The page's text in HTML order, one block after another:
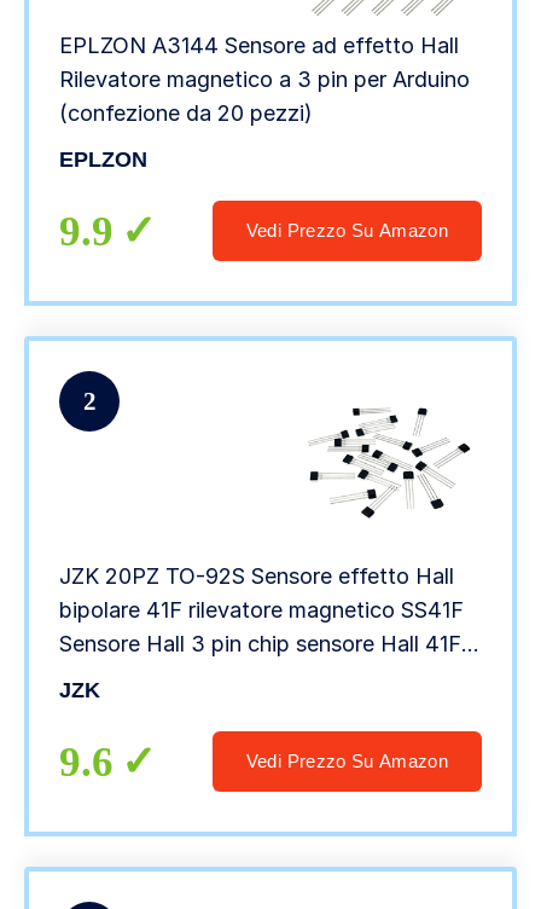
EPLZON A3144 Sensore ad effetto Hall
Rilevatore magnetico a 3 pin per Arduino
(confezione da 20 pezzi)
EPLZON
9.9 Vedi Prezzo Su Amazon
2
JZK 20PZ TO-92S Sensore effetto Hall
bipolare 41F rilevatore magnetico SS41F
Sensore Hall 3 pin chip sensore Hall 41F
3pin
JZK
9.6 Vedi Prezzo Su Amazon